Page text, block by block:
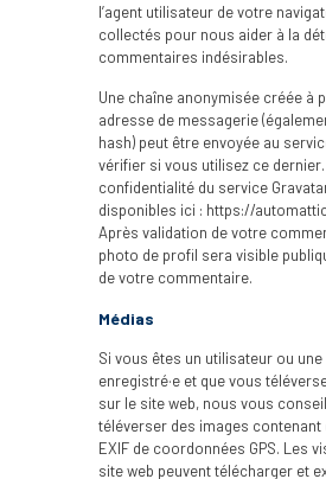
l’agent utilisateur de votre
collectés pour nous aider à la
commentaires indésirables.
Une chaîne anonymisée créée à
adresse de messagerie
hash) peut être envoyée au
vérifier si vous utilisez ce
confidentialité du service
disponibles ici : https://
Après validation de votre
photo de profil sera visible
de votre commentaire.
Médias
Si vous êtes un utilisateur ou
enregistré·e et que vous
sur le site web, nous vous
téléverser des images contenant
EXIF de coordonnées GPS. Les
site web peuvent télécharger et